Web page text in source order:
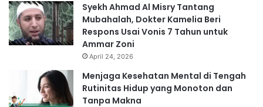
Syekh Ahmad Al Misry Tantang
Mubahalah, Dokter Kamelia Beri
Respons Usai Vonis 7 Tahun untuk
Ammar Zoni
April 24, 2026
Menjaga Kesehatan Mental di Tengah
Rutinitas Hidup yang Monoton dan
Tanpa Makna